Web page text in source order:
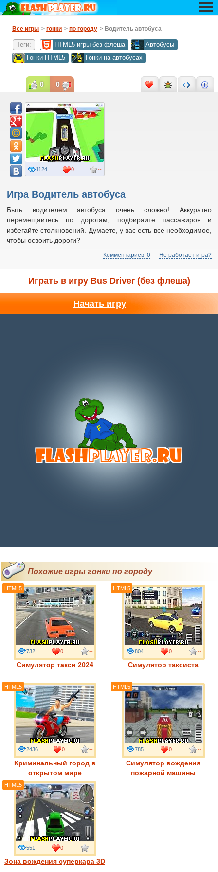
Все игры > гонки > по городу > Водитель автобуса
Теги: HTML5 игры без флеша
Автобусы
Гонки HTML5
Гонки на автобусах
Игра Водитель автобуса
Быть водителем автобуса очень сложно! Аккуратно
перемещайтесь по дорогам, подбирайте пассажиров и
избегайте столкновений. Думаете, у вас есть все необходимое,
чтобы освоить дороги?
Комментариев: 0 Не работает игра?
--
1124 0
0 0
Играть в игру Bus Driver (без флеша)
Начать игру
Похожие игры гонки по городу
Симулятор такси 2024
732 0 --
HTML5
Симулятор таксиста
804 0 --
HTML5
Криминальный город в
открытом мире
2436 0 --
HTML5
Симулятор вождения
пожарной машины
785 0 --
HTML5
Зона вождения суперкара 3D
551 0 --
HTML5